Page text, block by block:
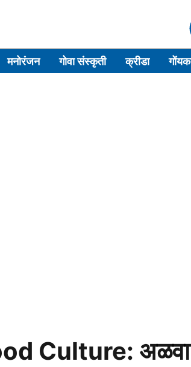
मनोरंजन गोवा संस्कृती क्रीडा
Culture: